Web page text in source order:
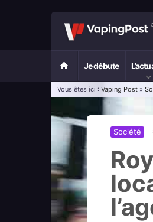
Je débute
Vous êtes ici : Vaping Post »
Société